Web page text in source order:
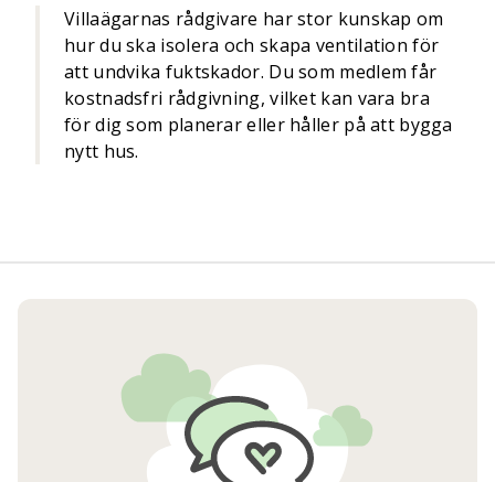
Villaägarnas rådgivare har stor kunskap om
hur du ska isolera och skapa ventilation för
att undvika fuktskador. Du som medlem får
kostnadsfri rådgivning, vilket kan vara bra
för dig som planerar eller håller på att bygga
nytt hus.